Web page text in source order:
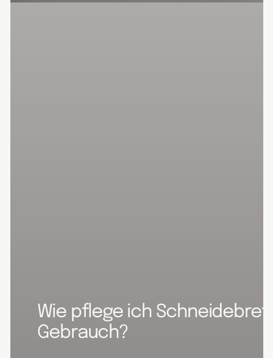
Wie pflege ich
Gebrauch?